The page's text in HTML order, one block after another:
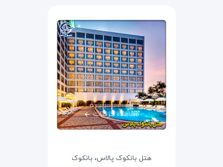
مشاهده جزئیات
هتل بانکوک پالاس، بانکوک